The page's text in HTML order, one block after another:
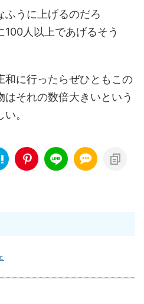
ふうに上げるのだろ
100人以上であげるそう
和に行ったらぜひともこの
それの数倍大きいという
。